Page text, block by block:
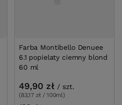
Farba Montibello Denuee
6.1 popielaty ciemny blond
60 ml
49,90 zł / szt.
(83,17 zł / 100ml)